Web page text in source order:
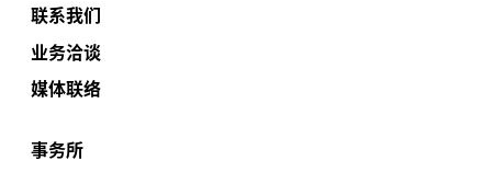
联系我们
业务洽谈
媒体联络
事务所